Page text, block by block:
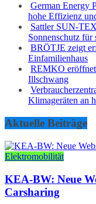
German Energy
hohe Effizienz
Sattler SUN-
Sonnenschutz
BRÖTJE zeigt
Einfamilienhaus
REMKO eröffnet
Illschwang
Klimageräten an
Aktuelle Beiträge
Elektromobilität
KEA-BW: Neue
Carsharing